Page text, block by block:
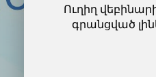
Ուղիղ
գրանցված